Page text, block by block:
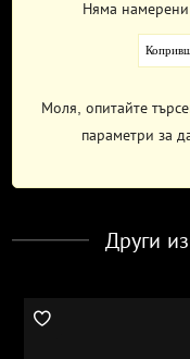
Няма
Моля, опитайте
параметри за
Други